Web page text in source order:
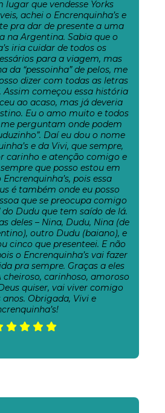
lugar que vendesse Yorks
achei o Encrenquinha’s e
pra dar de presente a uma
na Argentina. Sabia que o
iria cuidar de todos os
para a viagem, mas
da “pessoinha” de pelos, me
dizer com todas as letras
Assim começou essa história
ao acaso, mas já deveria
Eu o amo muito e todos
perguntam onde podem
Daí eu dou o nome
e da Vivi, que sempre,
carinho e atenção comigo e
que posso estou em
pois essa
é também onde eu posso
que se preocupa comigo
do Dudu que tem saído de lá.
deles – Nina, Dudu, Nina (de
outro Dudu (baiano), e
cinco que presenteei. E não
o Encrenquinha’s vai fazer
pra sempre. Graças a eles
cheiroso, carinhoso, amoroso
quiser, vai viver comigo
Obrigada, Vivi e